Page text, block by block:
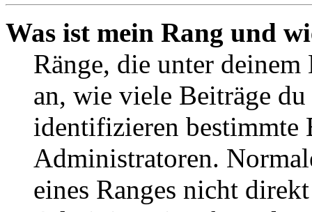
Was ist mein Rang und
Ränge, die unter deinem
an, wie viele Beiträge
identifizieren bestimmte
Administratoren.
eines Ranges nicht